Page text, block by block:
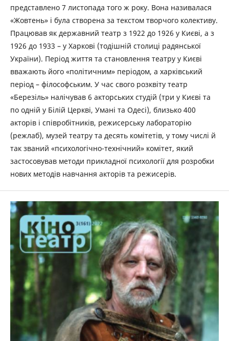
представлено 7 листопада того ж року. Вона називалася
«Жовтень» і була створена за текстом творчого колективу.
Працював як державний театр з 1922 до 1926 у Києві, а з
1926 до 1933 – у Харкові (тодішній столиці радянської
України). Період життя та становлення театру у Києві
вважають його «політичним» періодом, а харківський
період – філософським. У час свого розквіту театр
«Березіль» налічував 6 акторських студій (три у Києві та
по одній у Білій Церкві, Умані та Одесі), близько 400
акторів і співробітників, режисерську лабораторію
(режлаб), музей театру та десять комітетів, у тому числі й
так званий «психологічно-технічний» комітет, який
застосовував методи прикладної психології для розробки
нових методів навчання акторів та режисерів.